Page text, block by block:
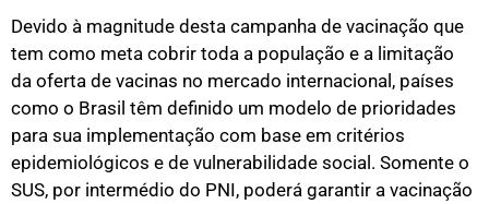
Devido à magnitude desta campanha de vacinação que
tem como meta cobrir toda a população e a limitação
da oferta de vacinas no mercado internacional, países
como o Brasil têm definido um modelo de prioridades
para sua implementação com base em critérios
epidemiológicos e de vulnerabilidade social. Somente o
SUS, por intermédio do PNI, poderá garantir a vacinação